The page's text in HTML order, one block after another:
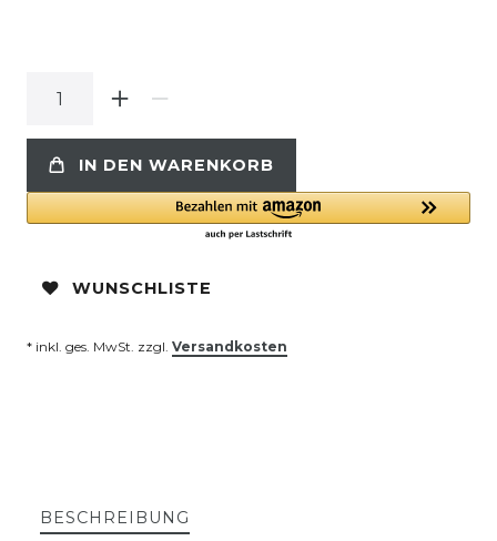
IN DEN WARENKORB
WUNSCHLISTE
* inkl. ges. MwSt. zzgl. Versandkosten
BESCHREIBUNG